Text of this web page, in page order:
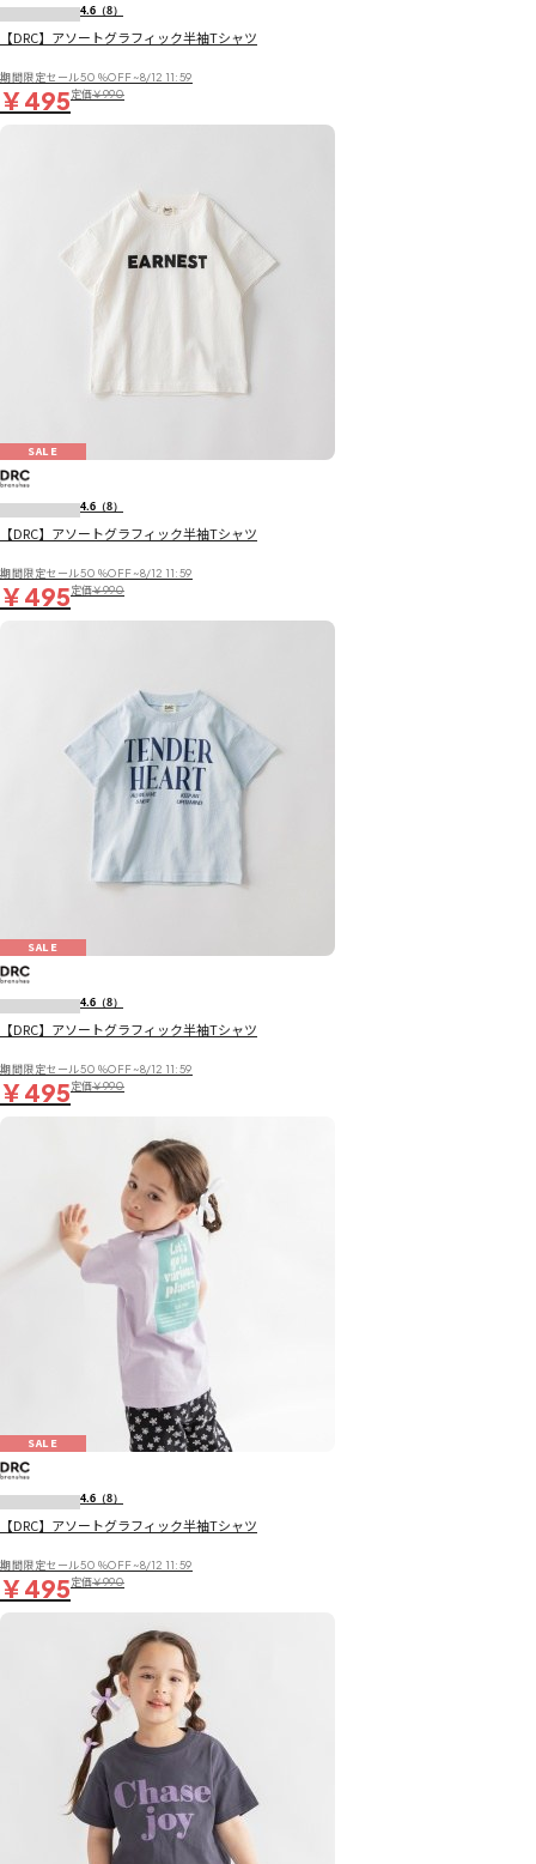
4.6 （8）
【DRC】アソートグラフィック半袖Tシャツ
期間限定セール50％OFF~8/12 11:59
￥495定価￥990
SALE
4.6 （8）
【DRC】アソートグラフィック半袖Tシャツ
期間限定セール50％OFF~8/12 11:59
￥495定価￥990
SALE
4.6 （8）
【DRC】アソートグラフィック半袖Tシャツ
期間限定セール50％OFF~8/12 11:59
￥495定価￥990
SALE
4.6 （8）
【DRC】アソートグラフィック半袖Tシャツ
期間限定セール50％OFF~8/12 11:59
￥495定価￥990